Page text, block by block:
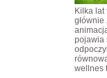
Kilka lat
pojawia
wellnes